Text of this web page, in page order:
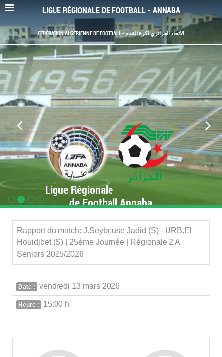
LIGUE RÉGIONALE DE FOOTBALL - ANNABA
FÉDÉRATION ALGÉRIENNE DE FOOTBALL - الاتحاد الجزائري لكرة القدم
Ligue Régionale
de Football Annaba
Rapport du match: J.Seybouse Jadid (S) - URB.El
Houidjbet (S) | 25ème Journée | Régionale 2 A
Seniors 2025/2026
Date : vendredi 13 mars 2026
Heure : 15:00 h